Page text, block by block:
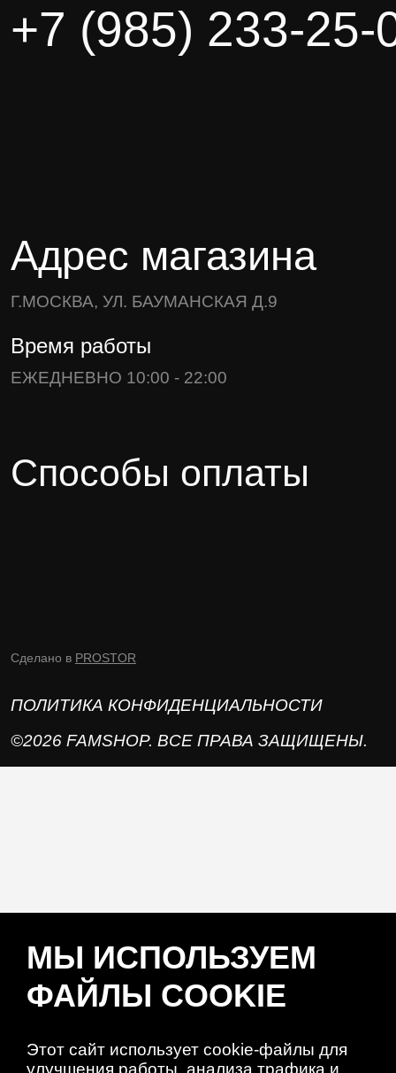
+7 (985) 233-25-
Адрес магазина
Г.МОСКВА, УЛ. БАУМАНСКАЯ Д.9
Время работы
ЕЖЕДНЕВНО 10:00 - 22:00
Способы оплаты
Сделано в PROSTOR
ПОЛИТИКА КОНФИДЕНЦИАЛЬНОСТИ
©2026 FAMSHOP. ВСЕ ПРАВА ЗАЩИЩЕНЫ.
МЫ ИСПОЛЬЗУЕМ
ФАЙЛЫ COOKIE
Этот сайт использует cookie-файлы для
улучшения работы, анализа трафика и